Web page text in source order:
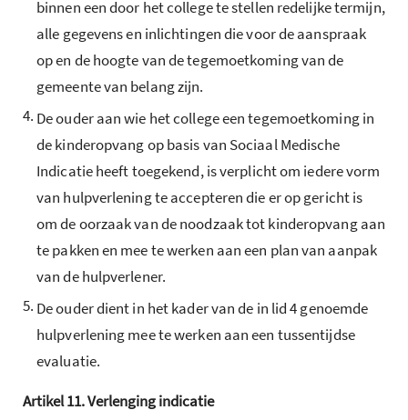
binnen een door het college te stellen redelijke termijn,
alle gegevens en inlichtingen die voor de aanspraak
op en de hoogte van de tegemoetkoming van de
gemeente van belang zijn.
4. De ouder aan wie het college een tegemoetkoming in
de kinderopvang op basis van Sociaal Medische
Indicatie heeft toegekend, is verplicht om iedere vorm
van hulpverlening te accepteren die er op gericht is
om de oorzaak van de noodzaak tot kinderopvang aan
te pakken en mee te werken aan een plan van aanpak
van de hulpverlener.
5. De ouder dient in het kader van de in lid 4 genoemde
hulpverlening mee te werken aan een tussentijdse
evaluatie.
Artikel11.Verlenging indicatie